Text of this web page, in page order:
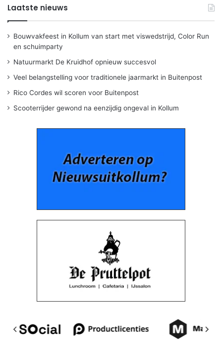
Laatste nieuws
Bouwvakfeest in Kollum van start met viswedstrijd, Color Run
en schuimparty
Natuurmarkt De Kruidhof opnieuw succesvol
Veel belangstelling voor traditionele jaarmarkt in Buitenpost
Rico Cordes wil scoren voor Buitenpost
Scooterrijder gewond na eenzijdig ongeval in Kollum